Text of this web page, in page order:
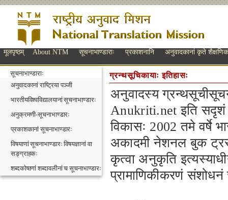
मूलपृष्ठम् About NTM सूचनाभाण्डाराः प्रकाशनानि अनुवादकानां कृते शैक्षणिक
सूचनाभाण्डाराः
अनुवादकानां राष्ट्रिया पञ्जी
भारतीयविश्वविद्यालयानां सूचनाभाण्डारः
अनुक्रमणी-सूचनाभाण्डारः
प्रकाशकानां सूचनाभाण्डारः
विषयाणां सूचनाभाण्डारः विषयज्ञानां वा
सङ्ग्राहकः
शब्दकोषाणां शब्दावलीनां च सूचनाभाण्डारः
ग्रन्थसूचिकायाः इतिहासः
अनुवादस्य
Anukriti.net इति सदृशं
विकासः 2002 तमे वर्षे
अकादमी नेशनल बुक
कृत्वा अनुकृति
प्रामाणिकीकरणं